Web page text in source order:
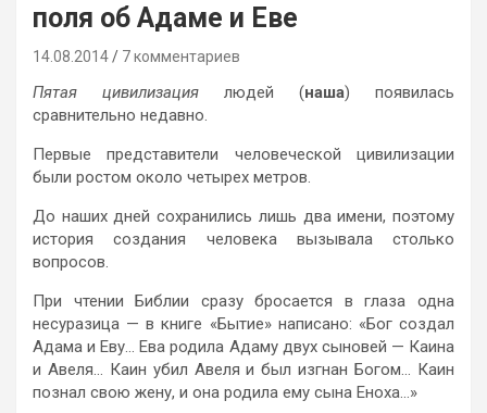
поля об Адаме и Еве
14.08.2014 7 комментариев
Пятая цивилизация людей (наша) появилась
сравнительно недавно.
Первые представители человеческой цивилизации
были ростом около четырех метров.
До наших дней сохранились лишь два имени, поэтому
история создания человека вызывала столько
вопросов.
При чтении Библии сразу бросается в глаза одна
несуразица — в книге «Бытие» написано: «Бог создал
Адама и Еву… Ева родила Адаму двух сыновей — Каина
и Авеля… Каин убил Авеля и был изгнан Богом… Каин
познал свою жену, и она родила ему сына Еноха…»